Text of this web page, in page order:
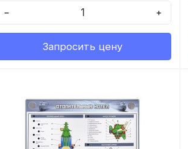
− +
Запросить цену